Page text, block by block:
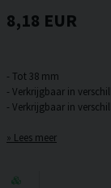
8,18 EUR
- Tot 38 mm
- Verkrijgbaar in
Lees meer